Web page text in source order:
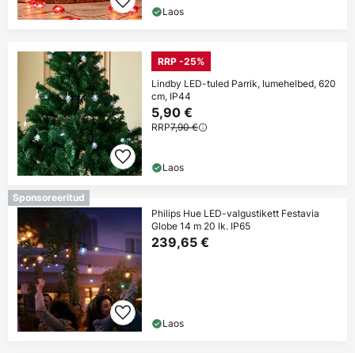
Laos
RRP -25%
Lindby LED-tuled Parrik, lumehelbed, 620
cm, IP44
5,90 €
RRP7,90 €
Laos
Sponsoreeritud
Philips Hue LED-valgustikett Festavia
Globe 14 m 20 lk. IP65
239,65 €
Laos